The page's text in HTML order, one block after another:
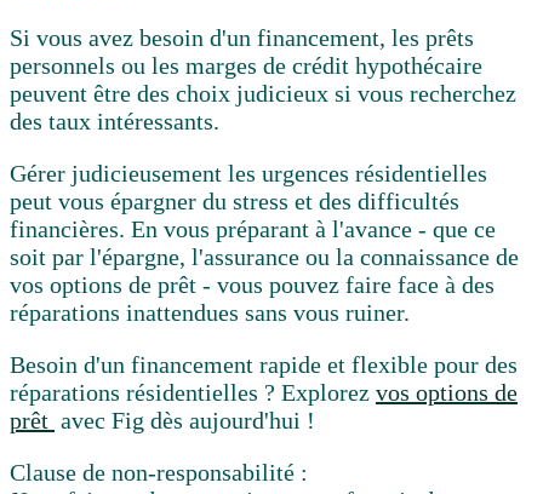
Si vous avez besoin d'un financement, les prêts
personnels ou les marges de crédit hypothécaire
peuvent être des choix judicieux si vous recherchez
des taux intéressants.
Gérer judicieusement les urgences résidentielles
peut vous épargner du stress et des difficultés
financières. En vous préparant à l'avance - que ce
soit par l'épargne, l'assurance ou la connaissance de
vos options de prêt - vous pouvez faire face à des
réparations inattendues sans vous ruiner.
Besoin d'un financement rapide et flexible pour des
réparations résidentielles ? Explorez vos options de
prêt avec Fig dès aujourd'hui !
Clause de non-responsabilité :